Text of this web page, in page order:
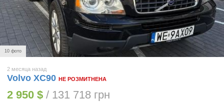
10 фото
2 месяца назад
Volvo XC90 НЕ РОЗМИТНЕНА
2 950 $ / 131 718 грн